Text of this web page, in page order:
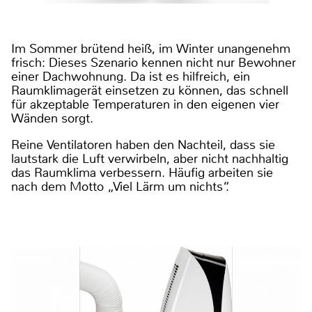
Im Sommer brütend heiß, im Winter unangenehm
frisch: Dieses Szenario kennen nicht nur Bewohner
einer Dachwohnung. Da ist es hilfreich, ein
Raumklimagerät einsetzen zu können, das schnell
für akzeptable Temperaturen in den eigenen vier
Wänden sorgt.
Reine Ventilatoren haben den Nachteil, dass sie
lautstark die Luft verwirbeln, aber nicht nachhaltig
das Raumklima verbessern. Häufig arbeiten sie
nach dem Motto „Viel Lärm um nichts“.